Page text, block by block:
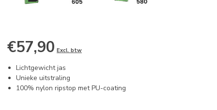
€57,90 Excl. btw
Lichtgewicht jas
Unieke uitstraling
100% nylon ripstop met PU-coating